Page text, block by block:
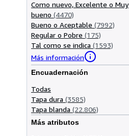
Como nuevo, Excelente o Muy
bueno (4470)
Bueno o Aceptable (7992)
Regular o Pobre (175)
Tal como se indica (1593)
Más información
Encuadernación
Todas
Tapa dura (3585)
Tapa blanda (22.806)
Más atributos